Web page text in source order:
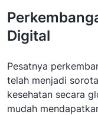
Digital
Pesatnya
telah menjadi
kesehatan secara
mudah